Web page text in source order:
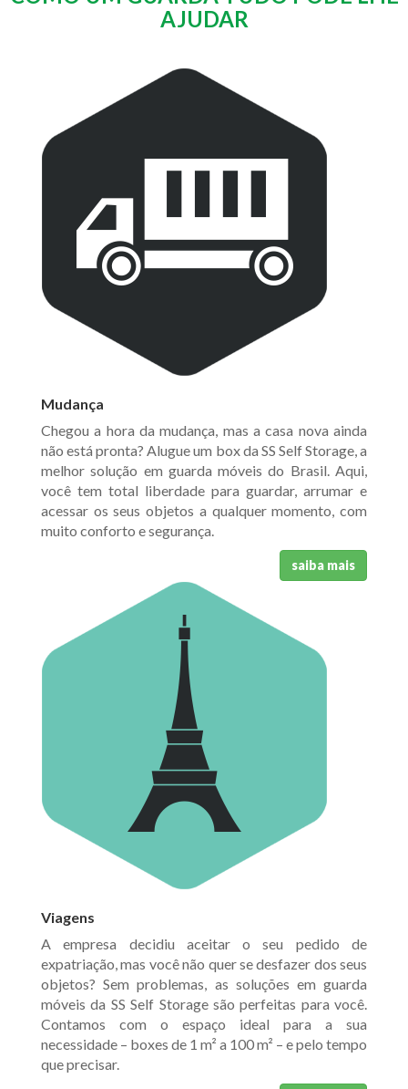
AJUDAR
Mudança
Chegou a hora da mudança, mas a casa nova ainda
não está pronta? Alugue um box da SS Self Storage, a
melhor solução em guarda móveis do Brasil. Aqui,
você tem total liberdade para guardar, arrumar e
acessar os seus objetos a qualquer momento, com
muito conforto e segurança.
saiba mais
Viagens
A empresa decidiu aceitar o seu pedido de
expatriação, mas você não quer se desfazer dos seus
objetos? Sem problemas, as soluções em guarda
móveis da SS Self Storage são perfeitas para você.
Contamos com o espaço ideal para a sua
necessidade – boxes de 1 m² a 100 m² – e pelo tempo
que precisar.